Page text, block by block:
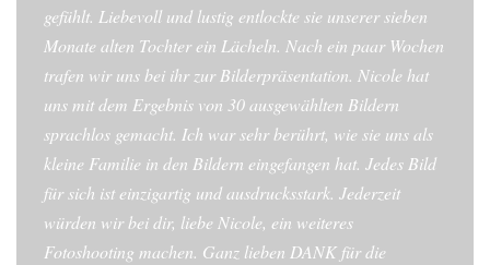
gefühlt. Liebevoll und lustig entlockte sie unserer sieben
Monate alten Tochter ein Lächeln. Nach ein paar Wochen
trafen wir uns bei ihr zur Bilderpräsentation. Nicole hat
uns mit dem Ergebnis von 30 ausgewählten Bildern
sprachlos gemacht. Ich war sehr berührt, wie sie uns als
kleine Familie in den Bildern eingefangen hat. Jedes Bild
für sich ist einzigartig und ausdrucksstark. Jederzeit
würden wir bei dir, liebe Nicole, ein weiteres
Fotoshooting machen. Ganz lieben DANK für die